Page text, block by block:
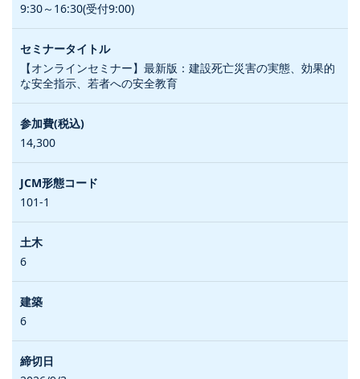
9:30～16:30(受付9:00)
【オンラインセミナー】最新版：建設死亡災害の実態、効果的
な安全指示、若者への安全教育
14,300
101-1
6
6